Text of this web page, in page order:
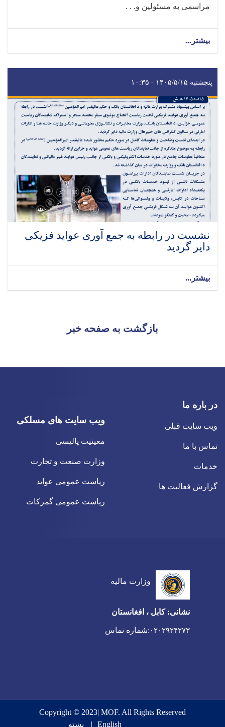
مراسمی به مسئولین و. . .
بیشتر...
پنجشنبه ۱۴۰۵/۵/۱۵ - ۱۰:۳۵
نشست در رابطه به جمع آوری عواید فزیکی
دایر گردید
بیشتر...
بازگشت به صفحه خبر
در باره ما
ویب سایت قبلی
تماس با ما
خدمات
گزارش فعالیت ها
ویب سایت های مسلکی
معینیت پالیسی
وزارت صنعت و تجارت
ریاست عمومی عواید
ریاست عمومی گمرکات
وزارت مالیه
نشانی: کابل ، افغانستان
۰۲۰۲۹۲۴۲۷۳ :شماره تماس
Copyright © 2023| MOF. All Rights Reserved
English
پښتو